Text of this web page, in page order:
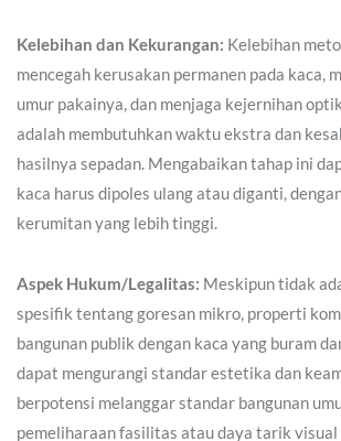
Kelebihan dan Kekurangan: Kelebihan
mencegah kerusakan permanen pada kaca,
umur pakainya, dan menjaga kejernihan
adalah membutuhkan waktu ekstra dan
hasilnya sepadan. Mengabaikan tahap ini
kaca harus dipoles ulang atau diganti,
kerumitan yang lebih tinggi.
Aspek Hukum/Legalitas: Meskipun tidak
spesifik tentang goresan mikro, properti
bangunan publik dengan kaca yang buram
dapat mengurangi standar estetika dan
berpotensi melanggar standar bangunan
pemeliharaan fasilitas atau daya tarik